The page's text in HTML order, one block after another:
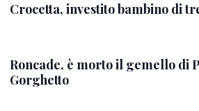
Crocetta, investito bambino di
Roncade, è morto il gemello di
Gorghetto